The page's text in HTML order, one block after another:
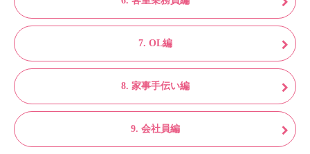
7. OL編
8. 家事手伝い編
9. 会社員編